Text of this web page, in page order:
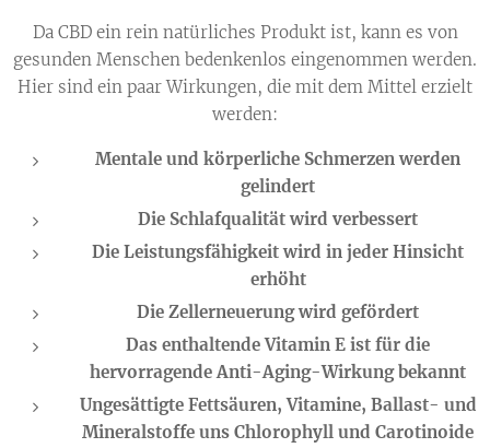
Da CBD ein rein natürliches Produkt ist, kann es von
gesunden Menschen bedenkenlos eingenommen werden.
Hier sind ein paar Wirkungen, die mit dem Mittel erzielt
werden:
Mentale und körperliche Schmerzen werden
gelindert
Die Schlafqualität wird verbessert
Die Leistungsfähigkeit wird in jeder Hinsicht
erhöht
Die Zellerneuerung wird gefördert
Das enthaltende Vitamin E ist für die
hervorragende Anti-Aging-Wirkung bekannt
Ungesättigte Fettsäuren, Vitamine, Ballast- und
Mineralstoffe uns Chlorophyll und Carotinoide